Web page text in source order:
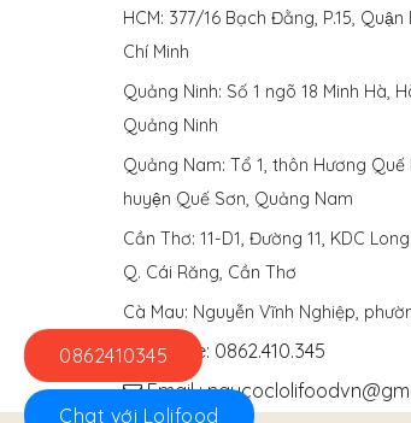
HCM: 377/16 Bạch Đằng, P.15,
Chí Minh
Quảng Ninh: Số 1 ngõ 18 Minh Hà,
Quảng Ninh
Quảng Nam: Tổ 1, thôn Hương Quế
huyện Quế Sơn, Quảng Nam
Cần Thơ: 11-D1, Đường 11, KDC
Q. Cái Răng, Cần Thơ
Cà Mau: Nguyễn Vĩnh Nghiệp,
Hotline: 0862.410.345
Email :
0862410345
Chat với Lolifood